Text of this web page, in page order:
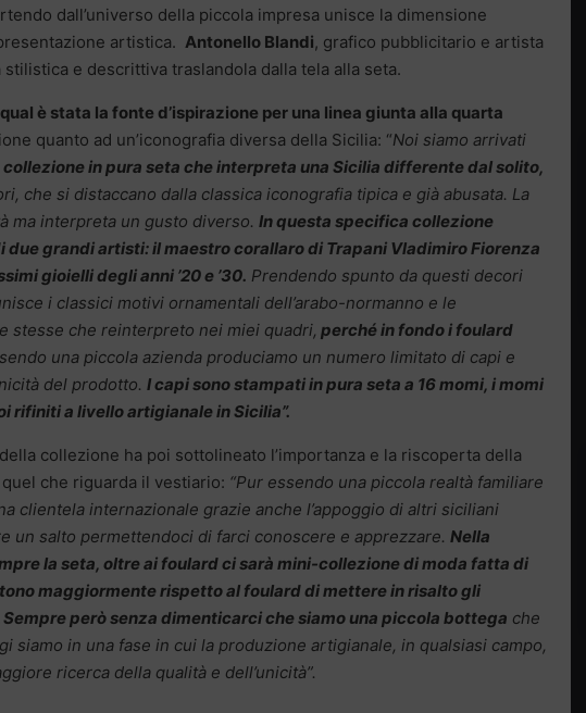
dall’universo della piccola impresa unisce la dimensione
artistica. Antonello Blandi, grafico pubblicitario e artista
e descrittiva traslandola dalla tela alla seta.
è stata la fonte d’ispirazione per una linea giunta alla quarta
quanto ad un’iconografia diversa della Sicilia: “Noi siamo arrivati
collezione in pura seta che interpreta una Sicilia differente dal solito,
che si distaccano dalla classica iconografia tipica e già abusata. La
ma interpreta un gusto diverso. In questa specifica collezione
due grandi artisti: il maestro corallaro di Trapani Vladimiro Fiorenza
gioielli degli anni ’20 e ’30. Prendendo spunto da questi decori
i classici motivi ornamentali dell’arabo-normanno e le
stesse che reinterpreto nei miei quadri, perché in fondo i foulard
una piccola azienda produciamo un numero limitato di capi e
del prodotto. I capi sono stampati in pura seta a 16 momi, i momi
rifiniti a livello artigianale in Sicilia”.
collezione ha poi sottolineato l’importanza e la riscoperta della
che riguarda il vestiario: “Pur essendo una piccola realtà familiare
clientela internazionale grazie anche l’appoggio di altri siciliani
un salto permettendoci di farci conoscere e apprezzare. Nella
la seta, oltre ai foulard ci sarà mini-collezione di moda fatta di
maggiormente rispetto al foulard di mettere in risalto gli
però senza dimenticarci che siamo una piccola bottega che
siamo in una fase in cui la produzione artigianale, in qualsiasi campo,
ricerca della qualità e dell’unicità”.